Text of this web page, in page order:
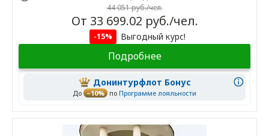
44 051 руб./чел.
От 33 699.02 руб./чел.
-15% Выгодный курс!
Подробнее
Донинтурфлот Бонус
До –10% по Программе лояльности